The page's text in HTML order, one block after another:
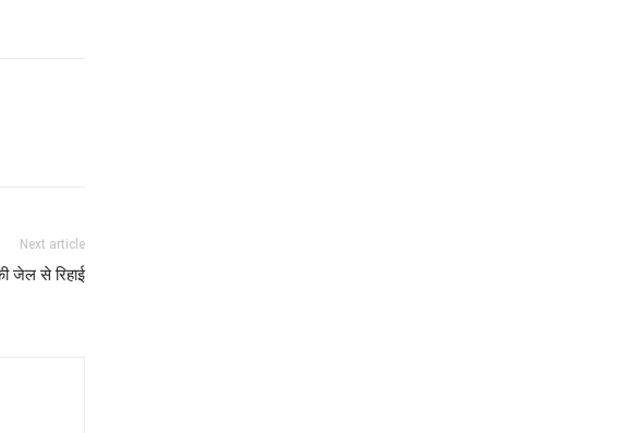
Next article
जेल से रिहाई